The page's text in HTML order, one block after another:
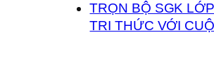
TRỌN BỘ SGK
TRI THỨC VỚI